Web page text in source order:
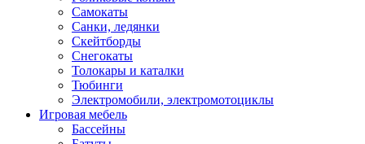
Самокаты
Санки, ледянки
Скейтборды
Снегокаты
Толокары и каталки
Тюбинги
Электромобили, электромотоциклы
Игровая мебель
Бассейны